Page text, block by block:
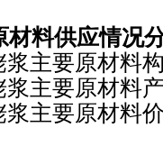
材料供应情况
主要原材料
主要原材料
主要原材料